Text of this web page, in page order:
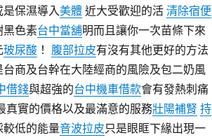
保濕導入美體近大受歡迎的活 清除宿便
色素台中當舖明而且讓你一次苗條下來
玻尿酸！ 腹部拉皮有沒有其他更好的方法
商及台幹在大陸經商的風險及包二奶風
借錢與超強的台中機車借款會有發熱刺痛
真實的價格以及最滿意的服務壯陽補腎 持
低的能量音波拉皮只是眼眶下緣出現一